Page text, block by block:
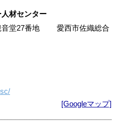
材センター
堂27番地 愛西市佐織総合
[Googleマップ]